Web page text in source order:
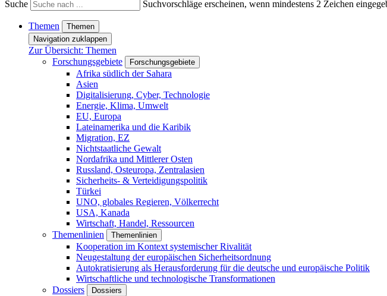
Suche Suchvorschläge erscheinen, wenn mindestens 2 Zeichen
Themen
Themen
Navigation zuklappen
Zur Übersicht: Themen
Forschungsgebiete
Forschungsgebiete
Afrika südlich der Sahara
Asien
Digitalisierung, Cyber, Technologie
Energie, Klima, Umwelt
EU, Europa
Lateinamerika und die Karibik
Migration, EZ
Nichtstaatliche Gewalt
Nordafrika und Mittlerer Osten
Russland, Osteuropa, Zentralasien
Sicherheits- & Verteidigungspolitik
Türkei
UNO, globales Regieren, Völkerrecht
USA, Kanada
Wirtschaft, Handel, Ressourcen
Themenlinien
Themenlinien
Kooperation im Kontext systemischer Rivalität
Neugestaltung der europäischen Sicherheitsordnung
Autokratisierung als Herausforderung für die deutsche und europäische Politik
Wirtschaftliche und technologische Transformationen
Dossiers
Dossiers